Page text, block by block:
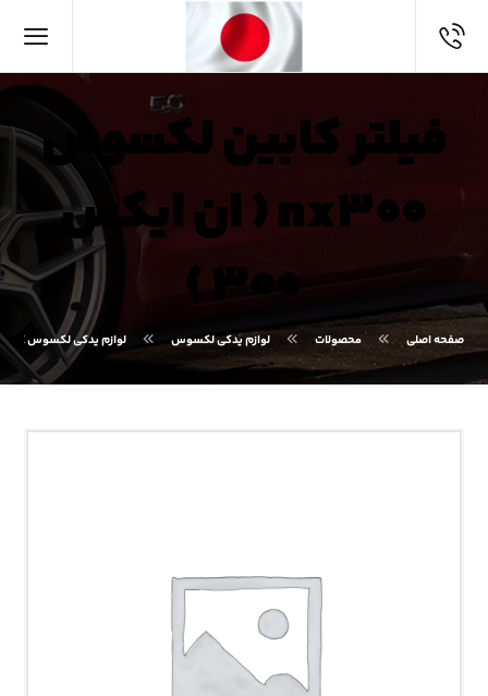
فیلتر کابین لکسوس
nx۳۰۰ ( ان ایکس
۳۰۰ )
صفحه اصلی محصولات لوازم یدکی لکسوس لوازم یدکی لکسوس NX